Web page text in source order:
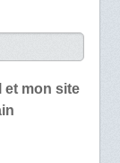
et mon site